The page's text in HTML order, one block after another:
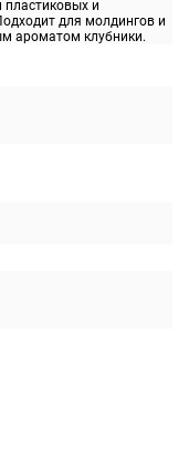
пластиковых и
для молдингов и
ароматом клубники.